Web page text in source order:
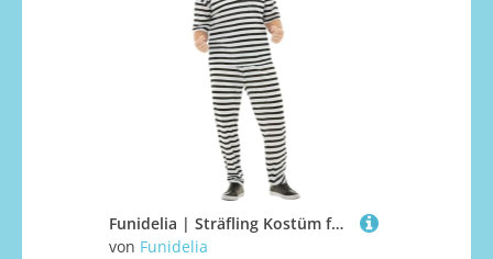
Funidelia | Sträfling Kostüm für Herren Größe L Sträfling, Räuber, Dieb, Berufe - Farben: Schwarz, Zubehör für Kostüm - Lustige Kostüme für deine Partys
von Funidelia